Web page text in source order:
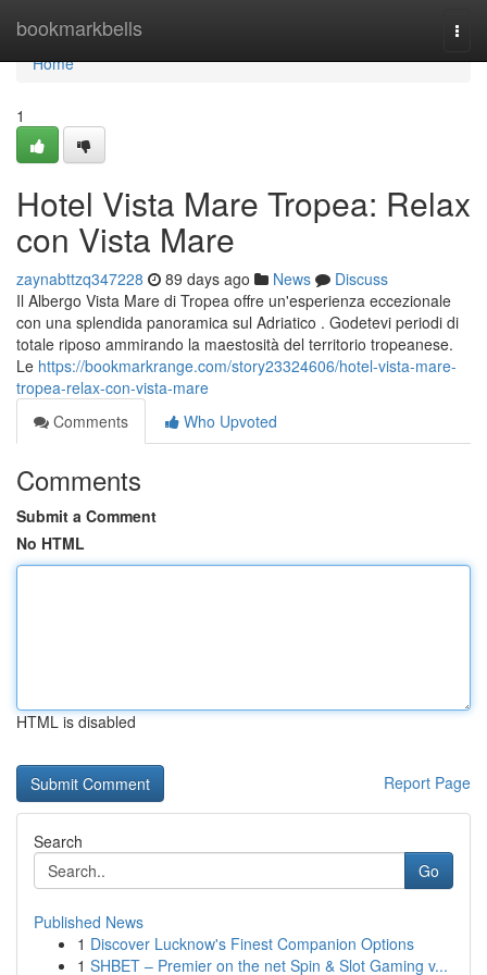
bookmarkbells
Home
Home
1
Hotel Vista Mare Tropea: Relax
con Vista Mare
zaynabttzq347228 89 days ago News
Discuss
Il Albergo Vista Mare di Tropea offre un'esperienza eccezionale
con una splendida panoramica sul Adriatico . Godetevi periodi di
totale riposo ammirando la maestosità del territorio tropeanese.
Le https://bookmarkrange.com/story23324606/hotel-vista-mare-
tropea-relax-con-vista-mare
Comments
Who Upvoted
Comments
Submit a Comment
No HTML
HTML is disabled
Report Page
Search
Go
Published News
1 Discover Lucknow's Finest Companion Options
1 SHBET – Premier on the net Spin & Slot Gaming v...